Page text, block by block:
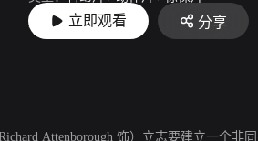
上映： 2013
立即观看 分享
Attenborough 饰）立志要建立一个